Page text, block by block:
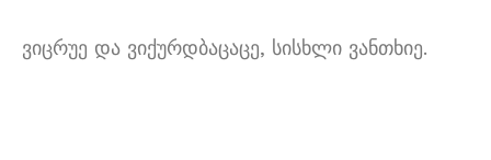
ვიცრუე და ვიქურდბაცაცე, სისხლი ვანთხიე.